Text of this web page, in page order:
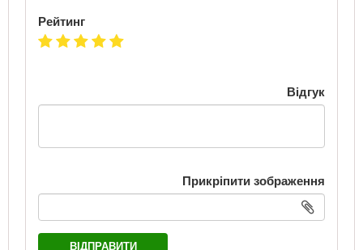
Рейтинг
Відгук
Прикріпити зображення
ВІДПРАВИТИ